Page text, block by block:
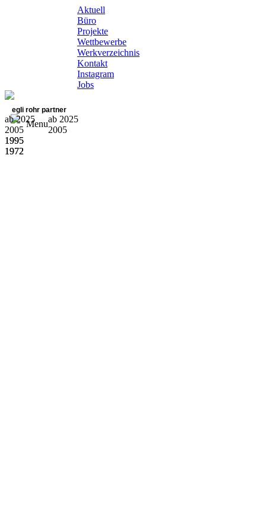
Aktuell
Büro
Projekte
Wettbewerbe
Werkverzeichnis
Kontakt
Instagram
Jobs
egli rohr partner
Menu
ab 2025
2005
1995
1972
ab 2025
2005
1995
1972